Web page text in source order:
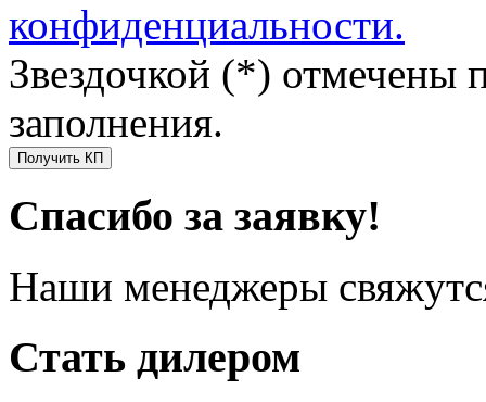
конфиденциальности.
Звездочкой (*) отмечены
заполнения.
Получить КП
Спасибо за заявку!
Наши менеджеры
Стать дилером